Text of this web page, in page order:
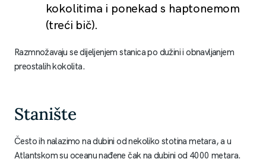
kokolitima i ponekad s haptonemom
(treći bič).
Razmnožavaju se dijeljenjem stanica po dužini i obnavljanjem
preostalih kokolita.
Stanište
Često ih nalazimo na dubini od nekoliko stotina metara, a u
Atlantskom su oceanu nađene čak na dubini od 4000 metara.